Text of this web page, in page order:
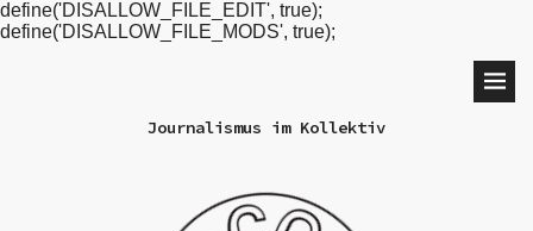
define('DISALLOW_FILE_EDIT', true);
define('DISALLOW_FILE_MODS', true);
Journalismus im Kollektiv